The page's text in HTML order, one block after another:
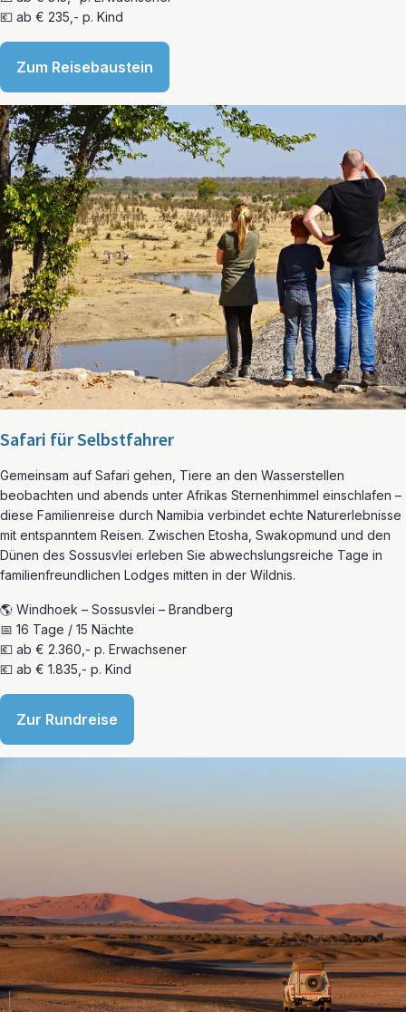
💶 ab € 235,- p. Kind
Zum Reisebaustein
Safari für Selbstfahrer
Gemeinsam auf Safari gehen, Tiere an den Wasserstellen
beobachten und abends unter Afrikas Sternenhimmel einschlafen –
diese Familienreise durch Namibia verbindet echte Naturerlebnisse
mit entspanntem Reisen. Zwischen Etosha, Swakopmund und den
Dünen des Sossusvlei erleben Sie abwechslungsreiche Tage in
familienfreundlichen Lodges mitten in der Wildnis.
🌎 Windhoek – Sossusvlei – Brandberg
📅 16 Tage / 15 Nächte
💶 ab € 2.360,- p. Erwachsener
💶 ab € 1.835,- p. Kind
Zur Rundreise